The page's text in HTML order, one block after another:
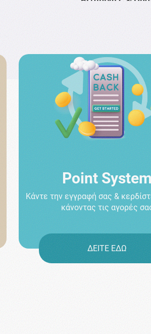
Point System
Κάντε την εγγραφή σας &
κάνοντας τις αγορές
ΔΕΙΤΕ ΕΔΩ